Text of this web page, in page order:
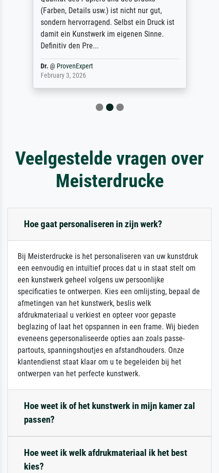
(Farben, Details usw.) ist nicht nur gut,
sondern hervorragend. Selbst ein Druck ist
damit ein Kunstwerk im eigenen Sinne.
Definitiv den Pre...
Dr. @ ProvenExpert
February 3, 2026
Veelgestelde vragen over
Meisterdrucke
Hoe gaat personaliseren in zijn werk?
Bij Meisterdrucke is het personaliseren van uw kunstdruk
een eenvoudig en intuïtief proces dat u in staat stelt om
een kunstwerk geheel volgens uw persoonlijke
specificaties te ontwerpen. Kies een omlijsting, bepaal de
afmetingen van het kunstwerk, beslis welk
afdrukmateriaal u verkiest en opteer voor gepaste
beglazing of laat het opspannen in een frame. Wij bieden
eveneens gepersonaliseerde opties aan zoals passe-
partouts, spanningshoutjes en afstandhouders. Onze
klantendienst staat klaar om u te begeleiden bij het
ontwerpen van het perfecte kunstwerk.
Hoe weet ik of het kunstwerk in mijn kamer zal
passen?
Hoe weet ik welk afdrukmateriaal ik het best
kies?